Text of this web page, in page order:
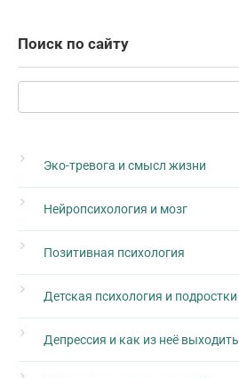
Поиск по сайту
Эко-тревога и смысл жизни
Нейропсихология и мозг
Позитивная психология
Детская психология и подростки
Депрессия и как из неё выходить